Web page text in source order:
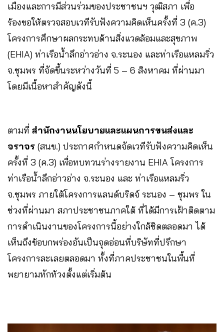
เมืองและการมีส่วนร่วมของประชาชนฯ วุฒิสภา เพื่อ
ร้องขอให้ตรวจสอบเวทีรับฟังความคิดเห็นครั้งที่ 3 (ค.3)
โครงการศึกษาผลกระทบด้านสิ่งแวดล้อมและสุขภาพ
(EHIA) ท่าเรือน้ำลึกอ่าวอ่าง จ.ระนอง และท่าเรือแหลมริ่ว
จ.ชุมพร ที่จัดขึ้นระหว่างวันที่ 5 – 6 สิงหาคม ที่ผ่านมา
โดยมีเนื้อหาสำคัญดังนี้
ตามที่ สำนักงานนโยบายและแผนการขนส่งและ
จราจร (สนข.) ประกาศกำหนดจัดเวทีรับฟังความคิดเห็น
ครั้งที่ 3 (ค.3) เพื่อทบทวนร่างรายงาน EHIA โครงการ
ท่าเรือน้ำลึกอ่าวอ่าง จ.ระนอง และ ท่าเรือแหลมริ่ว
จ.ชุมพร ภายใต้โครงการแลนด์บริดจ์ ระนอง – ชุมพร ใน
ช่วงที่ผ่านมา สภาประชาชนภาคใต้ ที่ได้มีการเฝ้าติดตาม
การดำเนินงานของโครงการนี้อย่างใกล้ชิดตลอดมา ได้
เห็นถึงข้อบกพร่องอันเป็นจุดอ่อนที่บริษัทที่ปรึกษา
โครงการละเลยตลอดมา ทั้งที่ภาคประชาชนในพื้นที่
พยายามทักท้วงตั้งแต่เริ่มต้น